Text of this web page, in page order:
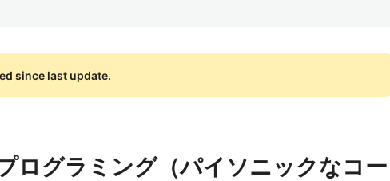
since last update.
ログラミング（パイソニックなコー